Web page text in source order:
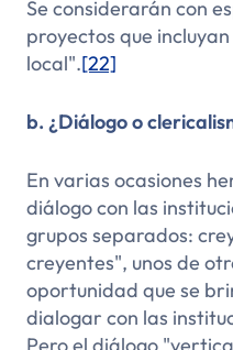
Se considerarán con
proyectos que
local".[22]
b. ¿Diálogo o
En varias ocasiones
diálogo con las
grupos separados:
creyentes", unos de
oportunidad que se
dialogar con las